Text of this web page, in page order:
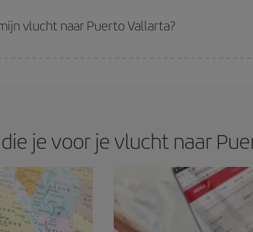
is vooraf kopen
essentieel om goedkope vluchten
vlucht naar Puerto Vallarta?
je voor je vlucht naar